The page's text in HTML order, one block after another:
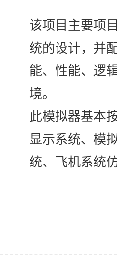
该项目主要项
统的设计，并
能、性能、逻
境。
此模拟器基本
显示系统、模
统、飞机系统